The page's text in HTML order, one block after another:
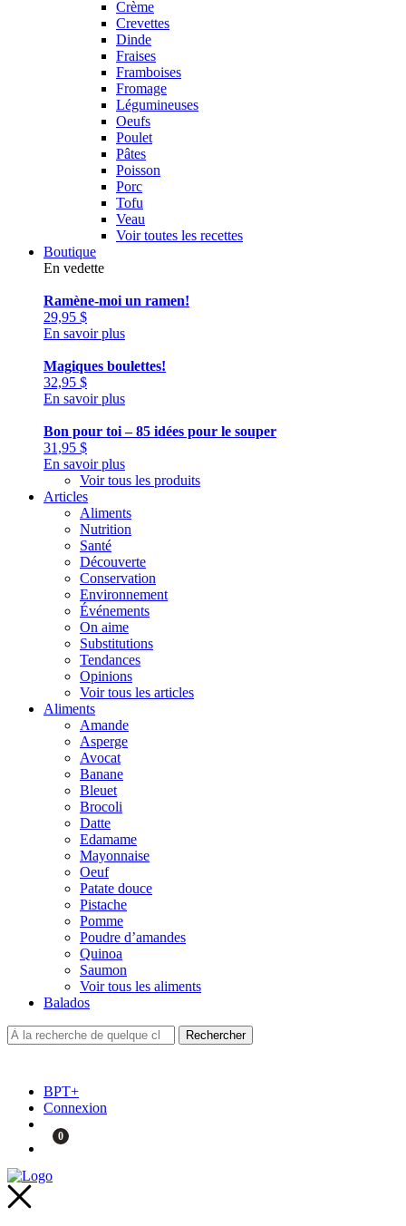
Crème
Crevettes
Dinde
Fraises
Framboises
Fromage
Légumineuses
Oeufs
Poulet
Pâtes
Poisson
Porc
Tofu
Veau
Voir toutes les recettes
Boutique
En vedette
Ramène-moi un ramen!
29,95 $
En savoir plus
Magiques boulettes!
32,95 $
En savoir plus
Bon pour toi – 85 idées pour le souper
31,95 $
En savoir plus
Voir tous les produits
Articles
Aliments
Nutrition
Santé
Découverte
Conservation
Environnement
Événements
On aime
Substitutions
Tendances
Opinions
Voir tous les articles
Aliments
Amande
Asperge
Avocat
Banane
Bleuet
Brocoli
Datte
Edamame
Mayonnaise
Oeuf
Patate douce
Pistache
Pomme
Poudre d’amandes
Quinoa
Saumon
Voir tous les aliments
Balados
BPT+
Connexion
0